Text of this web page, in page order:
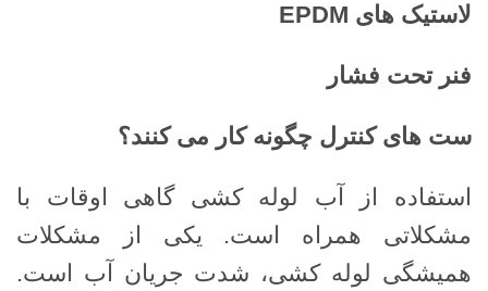
لاستیک های
فنر تحت فشار
ست های کنترل چگونه کار می کنند؟
استفاده از آب لوله کشی گاهی اوقات با
مشکلاتی همراه است. یکی از مشکلات
همیشگی لوله کشی، شدت جریان آب است.